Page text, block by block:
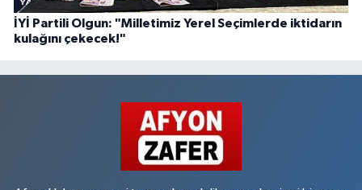
İYİ Partili Olgun: "Milletimiz Yerel Seçimlerde iktidarın
kulağını çekecek!"